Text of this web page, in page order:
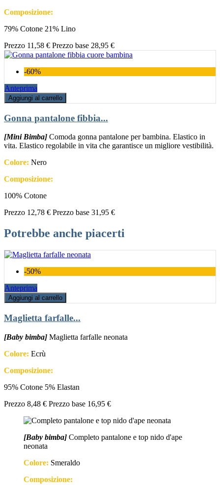
Composizione:
79% Cotone 21% Lino
Prezzo 11,58 € Prezzo base 28,95 €
-60%
Anteprima
Aggiungi al carrello
Gonna pantalone fibbia...
[Mini Bimba] Comoda gonna pantalone per bambina. Elastico in
vita. Elastico regolabile in vita che garantisce un migliore vestibilità.
Colore: Nero
Composizione:
100% Cotone
Prezzo 12,78 € Prezzo base 31,95 €
Potrebbe anche piacerti
-50%
Anteprima
Aggiungi al carrello
Maglietta farfalle...
[Baby bimba] Maglietta farfalle neonata
Colore: Ecrù
Composizione:
95% Cotone 5% Elastan
Prezzo 8,48 € Prezzo base 16,95 €
[Baby bimba] Completo pantalone e top nido d'ape
neonata
Colore: Smeraldo
Composizione: